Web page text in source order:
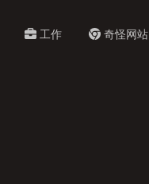
工作 奇怪网站